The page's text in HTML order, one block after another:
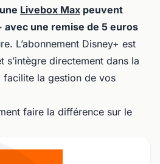
Livebox Max peuvent
avec une remise de 5 euros
L’abonnement Disney+ est
s’intègre directement dans la
la gestion de vos
faire la différence sur le